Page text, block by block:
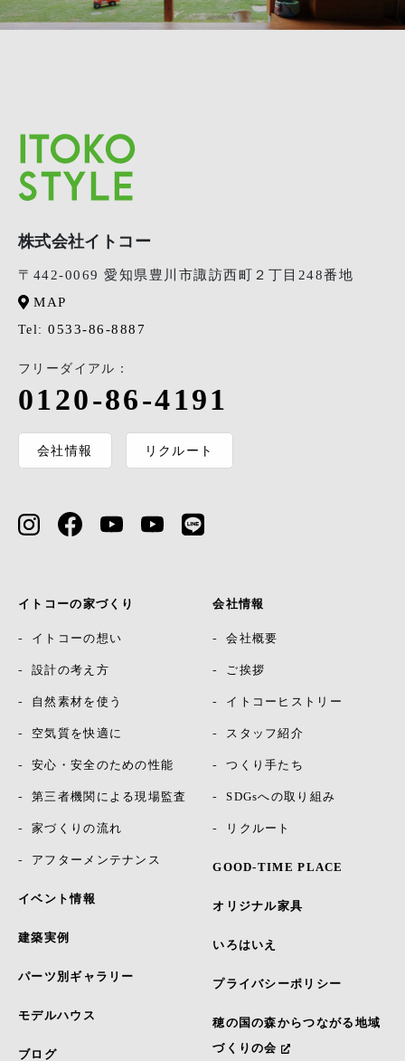
株式会社イトコー
〒442-0069 愛知県豊川市諏訪西町２丁目248番地
MAP
Tel: 0533-86-8887
フリーダイアル：
0120-86-4191
会社情報 リクルート
イトコーの家づくり
イトコーの想い
設計の考え方
自然素材を使う
空気質を快適に
安心・安全のための性能
第三者機関による現場監査
家づくりの流れ
アフターメンテナンス
イベント情報
建築実例
パーツ別ギャラリー
モデルハウス
ブログ
会社情報
会社概要
ご挨拶
イトコーヒストリー
スタッフ紹介
つくり手たち
SDGsへの取り組み
リクルート
GOOD-TIME PLACE
オリジナル家具
いろはいえ
プライバシーポリシー
穂の国の森からつながる地域
づくりの会